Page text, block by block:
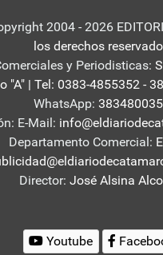
2004 - 2026
los derechos
y Periodisticas:
"A" | Tel: 0383-4855352 -
WhatsApp:
E-Mail:
Departamento Comercial:
Director: José Alsina
Youtube